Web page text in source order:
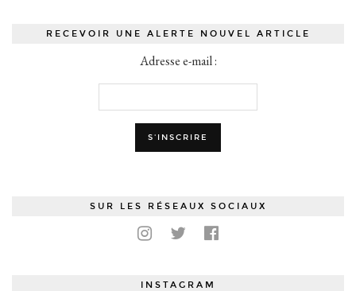
RECEVOIR UNE ALERTE NOUVEL ARTICLE
Adresse e-mail :
SUR LES RÉSEAUX SOCIAUX
INSTAGRAM